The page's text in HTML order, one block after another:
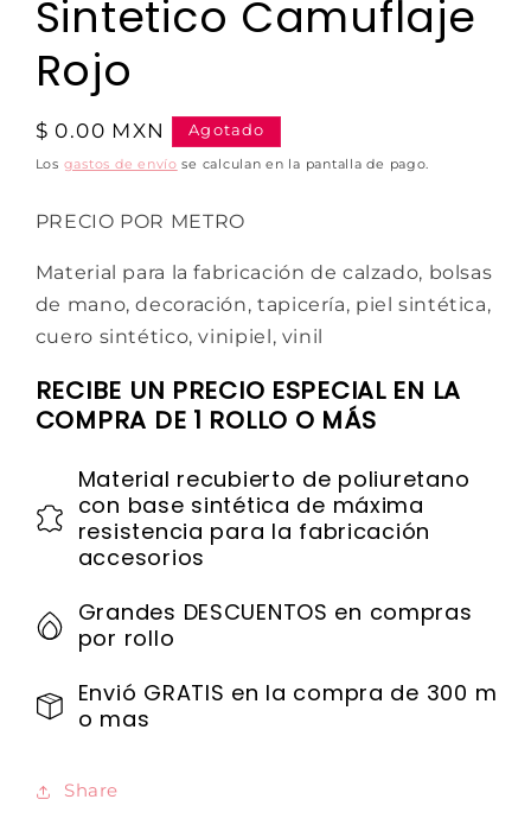
Sintetico Camuflaje
Rojo
$ 0.00 MXN Agotado
Los gastos de envío se calculan en la pantalla de pago.
PRECIO POR METRO
Material para la fabricación de calzado, bolsas
de mano, decoración, tapicería, piel sintética,
cuero sintético, vinipiel, vinil
RECIBE UN PRECIO ESPECIAL EN LA
COMPRA DE 1 ROLLO O MÁS
Material recubierto de poliuretano
con base sintética de máxima
resistencia para la fabricación
accesorios
Grandes DESCUENTOS en compras
por rollo
Envió GRATIS en la compra de 300 m
o mas
Share